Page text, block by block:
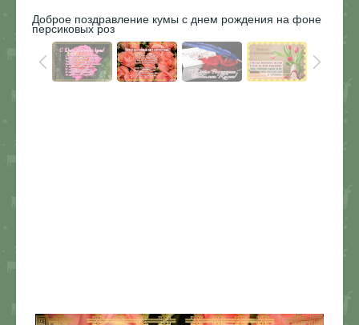
Доброе поздравление кумы с днем рождения на фоне
персиковых роз